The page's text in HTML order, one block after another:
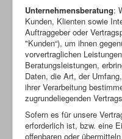
Unternehmensberatung:
Kunden, Klienten sowie
Auftraggeber oder
"Kunden“), um ihnen
vorvertraglichen
Beratungsleistungen,
Daten, die Art, der
ihrer Verarbeitung
zugrundeliegenden
Sofern es für unsere
erforderlich ist, bzw. eine
offenbaren oder